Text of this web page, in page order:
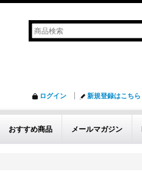
ログイン 新規登録はこちら
おすすめ商品 メールマガジン